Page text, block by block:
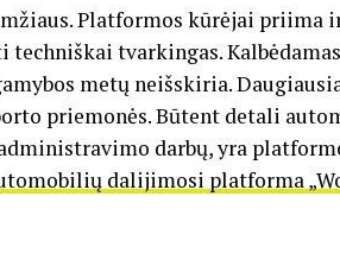
Platformos kūrėjai priima
tvarkingas.
metų neišskiria.
priemonės. Būtent detali
darbų, yra
dalijimosi platforma